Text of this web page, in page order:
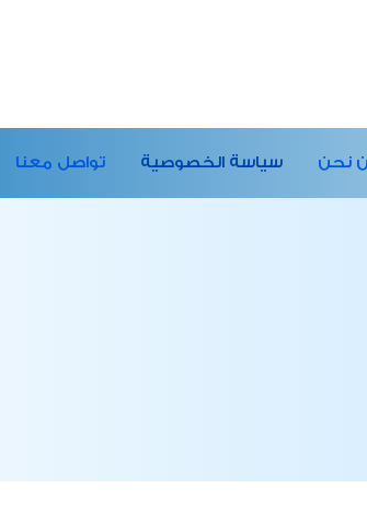
نحن سياسة الخصوصية تواصل معنا